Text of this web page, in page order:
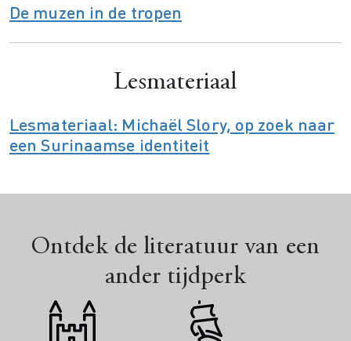
De muzen in de tropen
Lesmateriaal
Lesmateriaal: Michaël Slory, op zoek naar
een Surinaamse identiteit
Ontdek de literatuur van een
ander tijdperk